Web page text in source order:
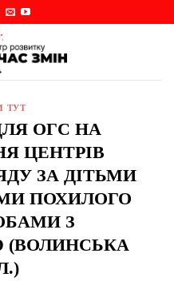
ТУТ
ОГС НА
ЦЕНТРІВ
ЗА ДІТЬМИ
ПОХИЛОГО
З
(ВОЛИНСЬКА